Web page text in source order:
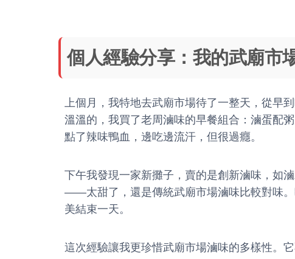
個人經驗分享：我的武廟市
上個月，我特地去武廟市場待了一整天，從早
溫溫的，我買了老周滷味的早餐組合：滷蛋配
點了辣味鴨血，邊吃邊流汗，但很過癮。
下午我發現一家新攤子，賣的是創新滷味，如
——太甜了，還是傳統武廟市場滷味比較對味
美結束一天。
這次經驗讓我更珍惜武廟市場滷味的多樣性。